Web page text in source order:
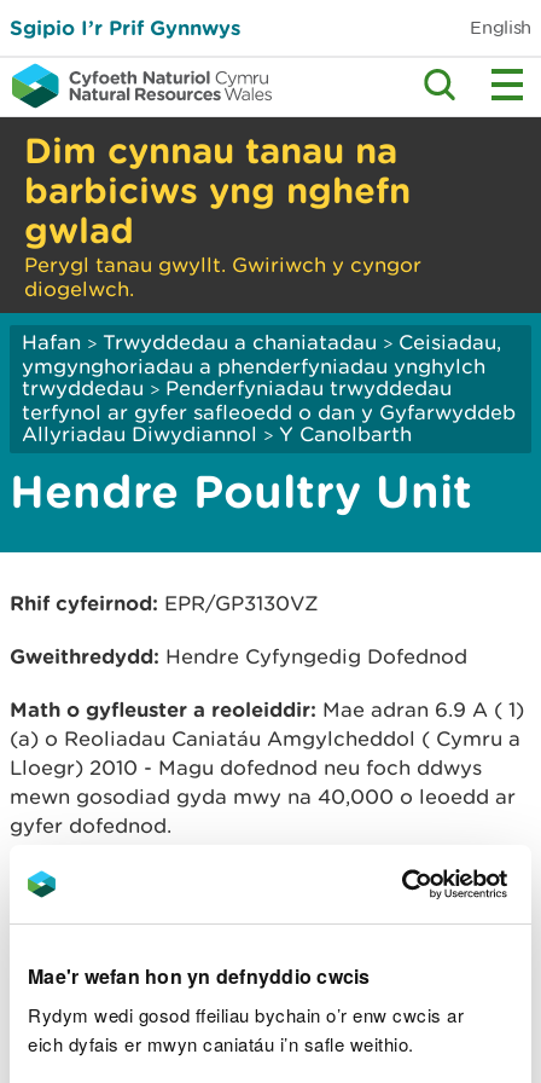
Mae'r wefan hon yn defnyddio cwcis
Rydym wedi gosod ffeiliau bychain o’r enw cwcis ar
eich dyfais er mwyn caniatáu i’n safle weithio.
Sgipio I’r Prif Gynnwys English
Dim cynnau tanau na
barbiciws yng nghefn
gwlad
Perygl tanau gwyllt. Gwiriwch y cyngor
diogelwch.
Hafan > Trwyddedau a chaniatadau > Ceisiadau,
ymgynghoriadau a phenderfyniadau ynghylch
trwyddedau > Penderfyniadau trwyddedau
terfynol ar gyfer safleoedd o dan y Gyfarwyddeb
Allyriadau Diwydiannol > Y Canolbarth
Hendre Poultry Unit
Rhif cyfeirnod: EPR/GP3130VZ
Gweithredydd: Hendre Cyfyngedig Dofednod
Math o gyfleuster a reoleiddir: Mae adran 6.9 A ( 1)
(a) o Reoliadau Caniatáu Amgylcheddol ( Cymru a
Lloegr) 2010 - Magu dofednod neu foch ddwys
mewn gosodiad gyda mwy na 40,000 o leoedd ar
gyfer dofednod.
Lleoliad cyfleuster rheoledig:
Uned Dofednod
ar gyfer 175,000 brwyliaid